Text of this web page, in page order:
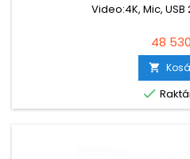
Video:4K, Mic,
48

